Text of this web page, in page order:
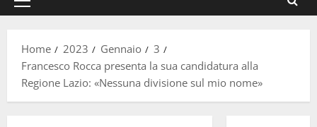
Menu
Home
2023 Gennaio
3
Francesco Rocca presenta la sua candidatura alla
Regione Lazio: «Nessuna divisione sul mio nome»